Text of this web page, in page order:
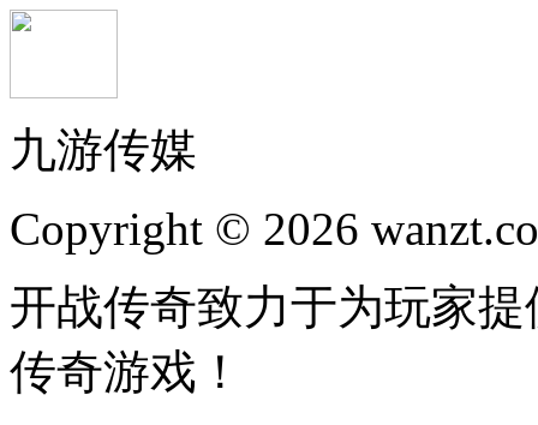
九游传媒
Copyright © 2026
开战传奇致力于为玩家
传奇游戏！